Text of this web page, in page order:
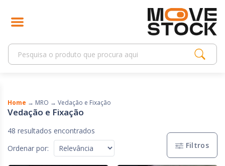
Home → MRO → Vedação e Fixação
Vedação e Fixação
48 resultados encontrados
Ordenar por:
Filtros